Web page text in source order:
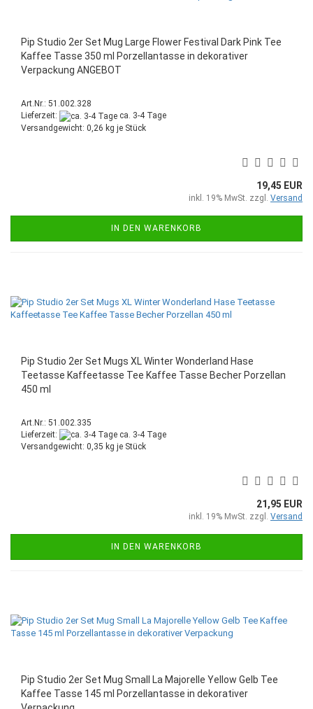
Pip Studio 2er Set Mug Large Flower Festival Dark Pink Tee
Kaffee Tasse 350 ml Porzellantasse in dekorativer
Verpackung ANGEBOT
Art.Nr.: 51.002.328
Lieferzeit:
ca. 3-4 Tage
Versandgewicht: 0,26 kg je Stück
19,45 EUR
inkl. 19% MwSt. zzgl. Versand
IN DEN WARENKORB
Pip Studio 2er Set Mugs XL Winter Wonderland Hase
Teetasse Kaffeetasse Tee Kaffee Tasse Becher Porzellan
450 ml
Art.Nr.: 51.002.335
Lieferzeit:
ca. 3-4 Tage
Versandgewicht: 0,35 kg je Stück
21,95 EUR
inkl. 19% MwSt. zzgl. Versand
IN DEN WARENKORB
Pip Studio 2er Set Mug Small La Majorelle Yellow Gelb Tee
Kaffee Tasse 145 ml Porzellantasse in dekorativer